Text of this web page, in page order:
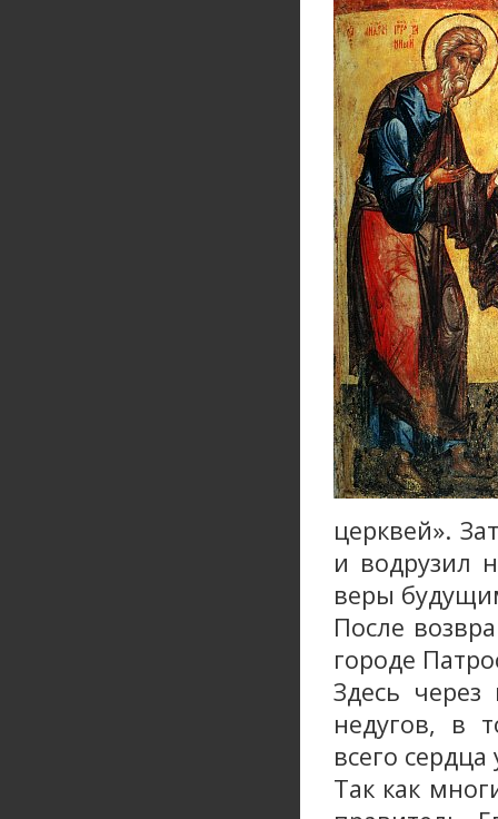
церквей».
и водрузил
веры
После
городе
Здесь
недугов, в
всего
Так как